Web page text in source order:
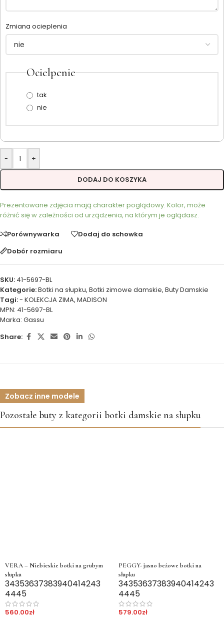
Zmiana ocieplenia
Ocielpenie
tak
nie
- +
DODAJ DO KOSZYKA
Prezentowane zdjęcia mają charakter poglądowy. Kolor, może
różnić się w zależności od urządzenia, na którym je oglądasz.
Porównywarka
Dodaj do schowka
Dobór rozmiaru
SKU: 41-5697-BL
Kategorie:Botki na słupku, Botki zimowe damskie, Buty Damskie
Tagi:- KOLEKCJA ZIMA, MADISON
MPN: 41-5697-BL
Marka: Gassu
Share:
Zobacz inne modele
Pozostałe buty z kategorii botki damskie na słupku
VERA – Niebieskie botki na grubym
słupku
34353637383940414243
4445
560.00zł
PEGGY- jasno beżowe botki na
słupku
34353637383940414243
4445
579.00zł